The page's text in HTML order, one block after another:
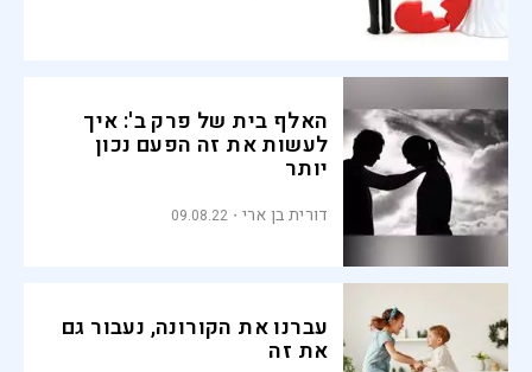
האלף בית של פרק ב': איך
לעשות את זה הפעם נכון
יותר
דורית בן ארי 09.08.22
עברנו את הקורונה, נעבור גם
את זה